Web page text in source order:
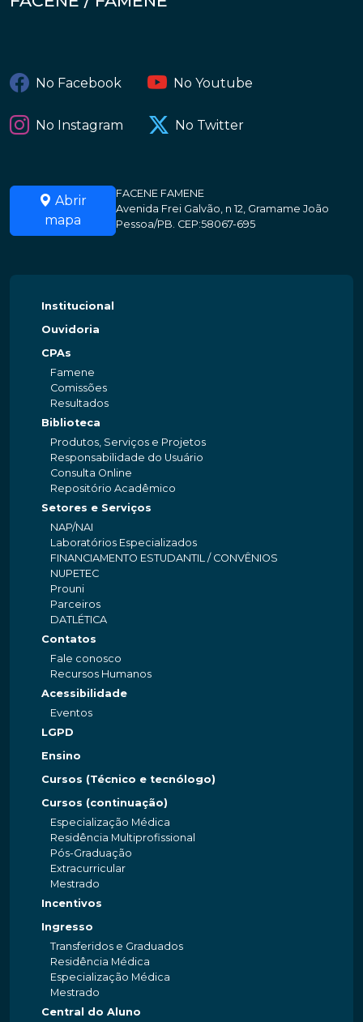
No Facebook No Youtube
No Instagram No Twitter
Abrir
mapa
FACENE FAMENE
Avenida Frei Galvão, n 12, Gramame João
Pessoa/PB. CEP:58067-695
Institucional
Ouvidoria
CPAs
Famene
Comissões
Resultados
Biblioteca
Produtos, Serviços e Projetos
Responsabilidade do Usuário
Consulta Online
Repositório Acadêmico
Setores e Serviços
NAP/NAI
Laboratórios Especializados
FINANCIAMENTO ESTUDANTIL / CONVÊNIOS
NUPETEC
Prouni
Parceiros
DATLÉTICA
Contatos
Fale conosco
Recursos Humanos
Acessibilidade
Eventos
LGPD
Ensino
Cursos (Técnico e tecnólogo)
Cursos (continuação)
Especialização Médica
Residência Multiprofissional
Pós-Graduação
Extracurricular
Mestrado
Incentivos
Ingresso
Transferidos e Graduados
Residência Médica
Especialização Médica
Mestrado
Central do Aluno